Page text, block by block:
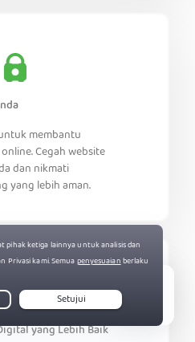
membantu
Cegah website
dan nikmati
yang lebih aman.
yang Lebih Baik